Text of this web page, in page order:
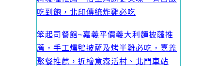
吃到飽，北印傳統炸雞必吃
笨起司餐館~嘉義平價義大利麵披薩推
薦，手工燻鴨披薩及烤半雞必吃，嘉義
聚餐推薦，近檜意森活村、北門車站